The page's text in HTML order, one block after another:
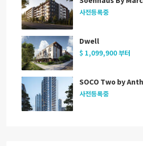
사전등록중
Dwell
$ 1,099,900부터
SOCO Two by
사전등록중